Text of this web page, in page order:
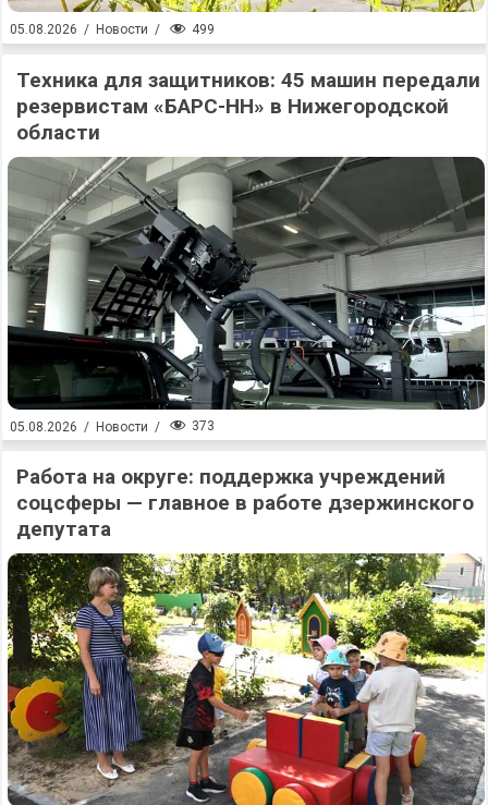
05.08.2026 / Новости / 499
Техника для защитников: 45 машин передали
резервистам «БАРС-НН» в Нижегородской
области
05.08.2026 / Новости / 373
Работа на округе: поддержка учреждений
соцсферы — главное в работе дзержинского
депутата